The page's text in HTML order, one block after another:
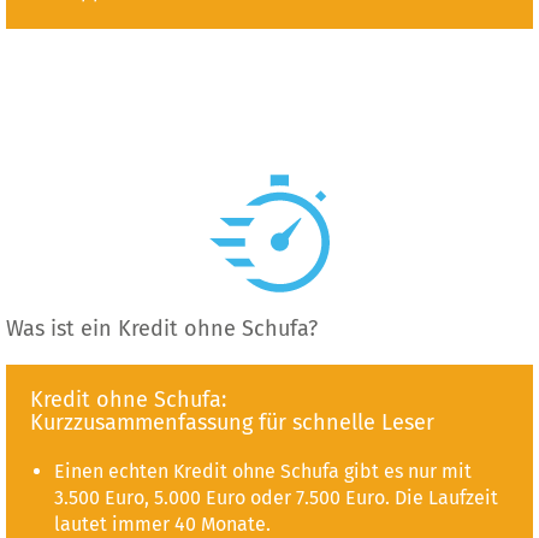
Was ist ein Kredit ohne Schufa?
Kredit ohne Schufa:
Kurzzusammenfassung für schnelle Leser
Einen echten Kredit ohne Schufa gibt es nur mit
3.500 Euro, 5.000 Euro oder 7.500 Euro. Die Laufzeit
lautet immer 40 Monate.